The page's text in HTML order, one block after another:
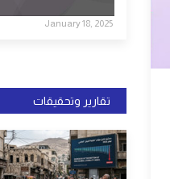
January 18, 2025
تقارير وتحقيقات